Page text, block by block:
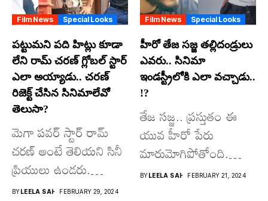
Film News Special Looks
ప‌ట్టుమ‌ని ప‌ది హిట్లు కూడా
లేని రామ్ చ‌ర‌ణ్ గ్లోబ‌ల్ స్టార్
ఎలా అయ్యాడు.. చ‌ర‌ణ్
రిజెక్ట్ చేసిన సినిమాలేవో
తెలుసా?
మెగా ప‌వ‌ర్ స్టార్ రామ్
చ‌ర‌ణ్ అంటే తెలియ‌ని సినీ
ప్రియులు ఉండ‌రు.
సామాన్యుడి నుంచి...
BYLEELA SAI FEBRUARY 29, 2024
Film News Special Looks
హీరో తేజ స‌జ్జ త‌ల్లిదండ్రులు
ఎవ‌రు.. సినిమా
ఇండ‌స్ట్రీలోకి ఎలా వ‌చ్చాడు..
!?
తేజ స‌జ్జ‌.. ప్ర‌స్తుతం ఈ
యువ హీరో పేరు
మారుమోగిపోతోంది.
2024లో సంక్రాంతి
BYLEELA SAI FEBRUARY 21, 2024